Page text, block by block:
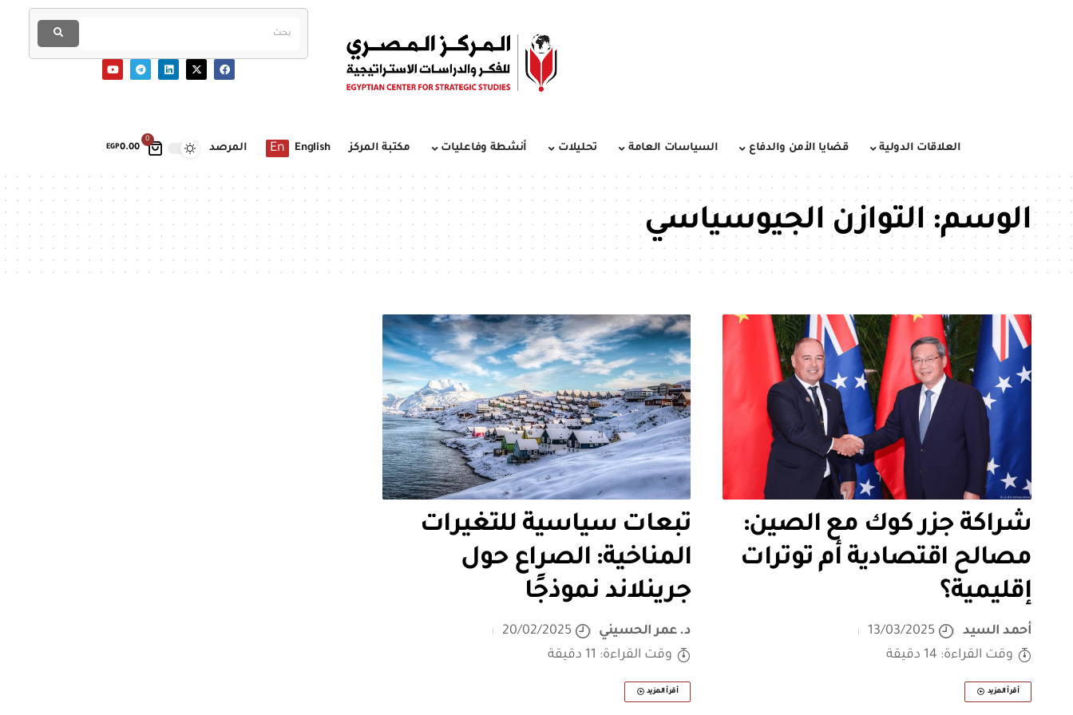
0
EGP0.00 العلاقات الدولية قضايا الأمن والدفاع السياسات العامة تحليلات أنشطة وفاعليات مكتبة المركز English
En المرصد
الوسم:التوازن الجيوسياسي
شراكة جزر كوك مع الصين:
مصالح اقتصادية أم توترات
إقليمية؟
أحمد السيد
13/03/2025
وقت القراءة: 14 دقيقة
أقرأ المزيد
تبعات سياسية للتغيرات
المناخية: الصراع حول
جرينلاند نموذجًا
د. عمر الحسيني
20/02/2025
وقت القراءة: 11 دقيقة
أقرأ المزيد